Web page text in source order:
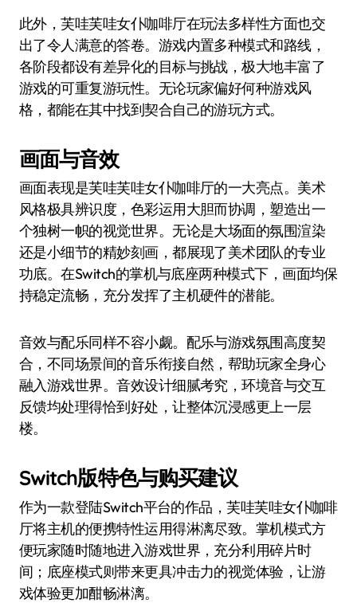
此外，芙哇芙哇女仆咖啡厅在玩法多样性方面也交
出了令人满意的答卷。游戏内置多种模式和路线，
各阶段都设有差异化的目标与挑战，极大地丰富了
游戏的可重复游玩性。无论玩家偏好何种游戏风
格，都能在其中找到契合自己的游玩方式。
画面与音效
画面表现是芙哇芙哇女仆咖啡厅的一大亮点。美术
风格极具辨识度，色彩运用大胆而协调，塑造出一
个独树一帜的视觉世界。无论是大场面的氛围渲染
还是小细节的精妙刻画，都展现了美术团队的专业
功底。在Switch的掌机与底座两种模式下，画面均保
持稳定流畅，充分发挥了主机硬件的潜能。
音效与配乐同样不容小觑。配乐与游戏氛围高度契
合，不同场景间的音乐衔接自然，帮助玩家全身心
融入游戏世界。音效设计细腻考究，环境音与交互
反馈均处理得恰到好处，让整体沉浸感更上一层
楼。
Switch版特色与购买建议
作为一款登陆Switch平台的作品，芙哇芙哇女仆咖啡
厅将主机的便携特性运用得淋漓尽致。掌机模式方
便玩家随时随地进入游戏世界，充分利用碎片时
间；底座模式则带来更具冲击力的视觉体验，让游
戏体验更加酣畅淋漓。